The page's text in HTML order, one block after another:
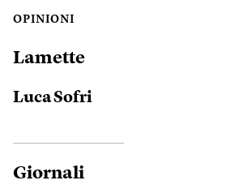
OPINIONI
Lamette
Luca Sofri
Giornali